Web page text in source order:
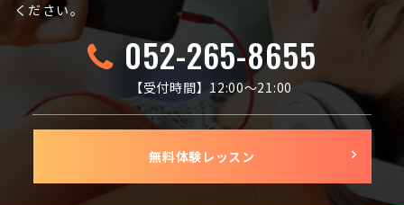
ください。
052-265-8655
【受付時間】12:00〜21:00
無料体験レッスン